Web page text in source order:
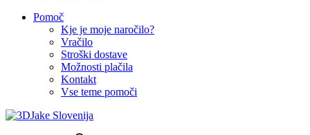
Pomoč
Kje je moje naročilo?
Vračilo
Stroški dostave
Možnosti plačila
Kontakt
Vse teme pomoči